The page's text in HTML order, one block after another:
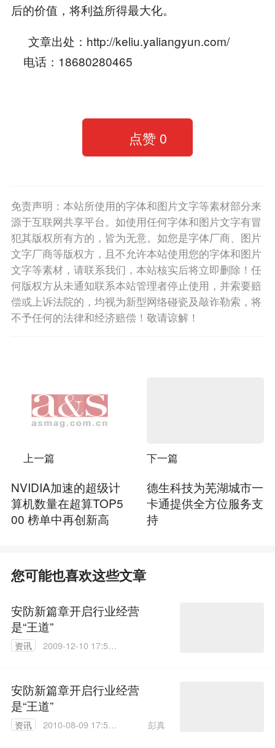
后的价值，将利益所得最大化。
文章出处：http://keliu.yaliangyun.com/
电话：18680280465
点赞 0
免责声明：本站所使用的字体和图片文字等素材部分来
源于互联网共享平台。如使用任何字体和图片文字有冒
犯其版权所有方的，皆为无意。如您是字体厂商、图片
文字厂商等版权方，且不允许本站使用您的字体和图片
文字等素材，请联系我们，本站核实后将立即删除！任
何版权方从未通知联系本站管理者停止使用，并索要赔
偿或上诉法院的，均视为新型网络碰瓷及敲诈勒索，将
不予任何的法律和经济赔偿！敬请谅解！
上一篇
NVIDIA加速的超级计
算机数量在超算TOP5
00 榜单中再创新高
下一篇
德生科技为芜湖城市一
卡通提供全方位服务支
持
您可能也喜欢这些文章
安防新篇章开启行业经营
是“王道”
资讯
2009-12-10 17:59:
安防新篇章开启行业经营
是“王道”
资讯
2010-08-09 17:51:
彭真